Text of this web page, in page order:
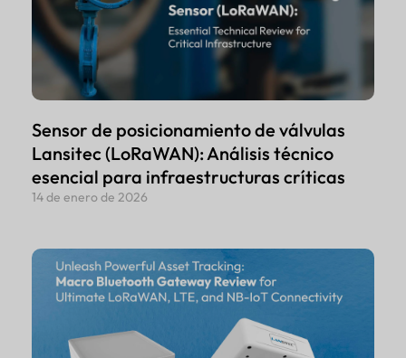
Sensor de posicionamiento de válvulas
Lansitec (LoRaWAN): Análisis técnico
esencial para infraestructuras críticas
14 de enero de 2026